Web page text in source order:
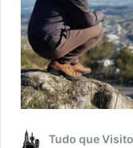
Tudo que